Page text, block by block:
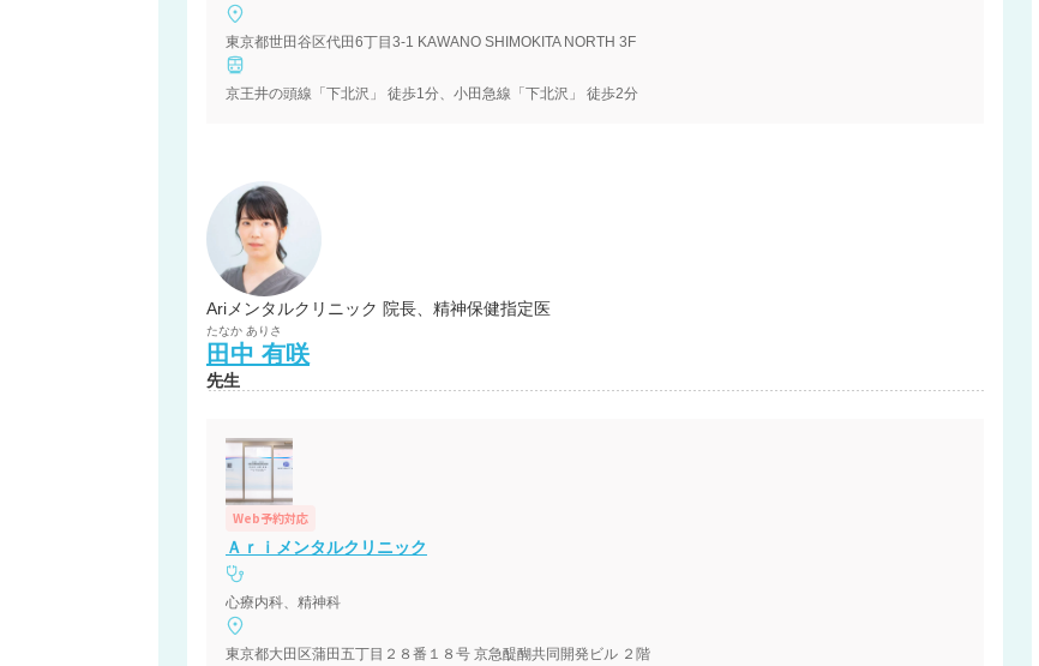
東京都世田谷区代田6丁目3-1 KAWANO SHIMOKITA NORTH 3F
京王井の頭線「下北沢」 徒歩1分、小田急線「下北沢」 徒歩2分
Ariメンタルクリニック 院長、精神保健指定医
たなか ありさ
田中 有咲
先生
Web予約対応
Ａｒｉメンタルクリニック
心療内科、精神科
東京都大田区蒲田五丁目２８番１８号 京急醍醐共同開発ビル ２階